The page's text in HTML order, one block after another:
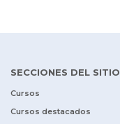
SECCIONES DEL SITIO
Cursos
Cursos destacados